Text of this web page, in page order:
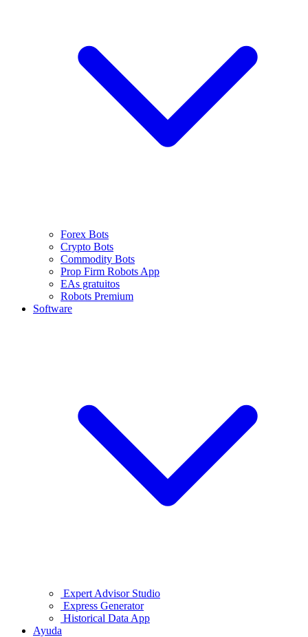
Forex Bots
Crypto Bots
Commodity Bots
Prop Firm Robots App
EAs gratuitos
Robots Premium
Software
Expert Advisor Studio
Express Generator
Historical Data App
Ayuda